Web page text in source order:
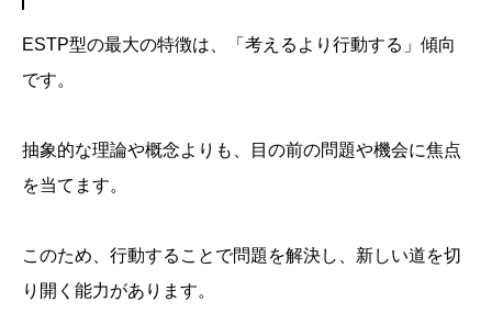
ESTP型の最大の特徴は、「考えるより行動する」傾向
です。
抽象的な理論や概念よりも、目の前の問題や機会に焦点
を当てます。
このため、行動することで問題を解決し、新しい道を切
り開く能力があります。